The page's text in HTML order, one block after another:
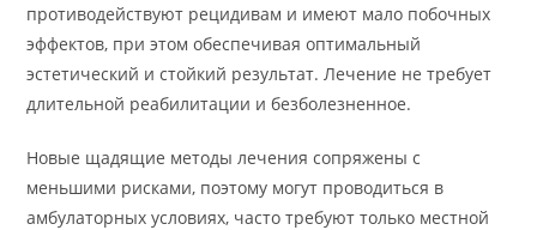
противодействуют рецидивам и имеют мало побочных
эффектов, при этом обеспечивая оптимальный
эстетический и стойкий результат. Лечение не требует
длительной реабилитации и безболезненное.
Новые щадящие методы лечения сопряжены с
меньшими рисками, поэтому могут проводиться в
амбулаторных условиях, часто требуют только местной